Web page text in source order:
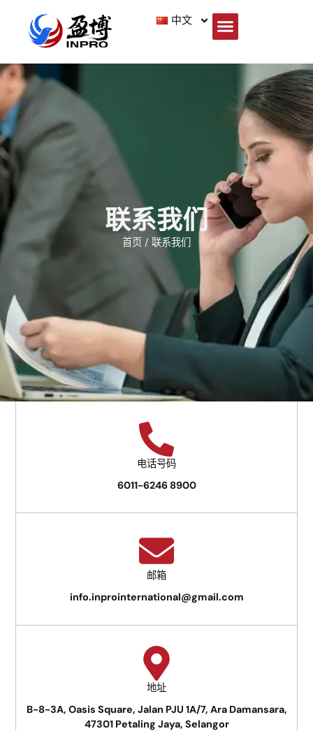
中文
联系我们
首页 / 联系我们
电话号码
6011-6246 8900
邮箱
info.inprointernational@gmail.com
地址
B-8-3A, Oasis Square, Jalan PJU 1A/7, Ara Damansara,
47301 Petaling Jaya, Selangor